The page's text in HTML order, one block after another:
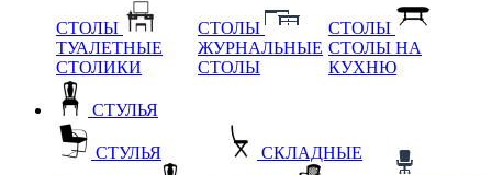
СТОЛЫ
ТУАЛЕТНЫЕ
СТОЛИКИ
СТОЛЫ
ЖУРНАЛЬНЫЕ
СТОЛЫ
СТОЛЫ
СТОЛЫ НА
КУХНЮ
СТУЛЬЯ
СТУЛЬЯ СКЛАДНЫЕ